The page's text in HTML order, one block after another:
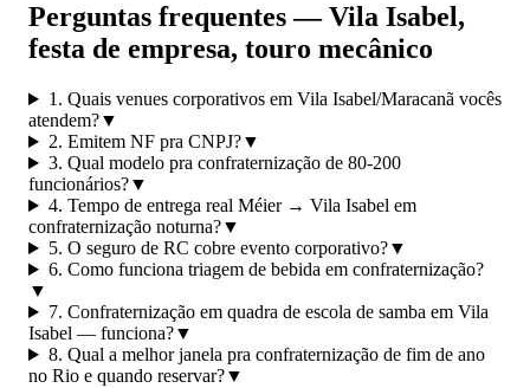
Perguntas frequentes — Vila Isabel,
festa de empresa, touro mecânico
1. Quais venues corporativos em Vila Isabel/Maracanã vocês
atendem?▼
2. Emitem NF pra CNPJ?▼
3. Qual modelo pra confraternização de 80-200
funcionários?▼
4. Tempo de entrega real Méier → Vila Isabel em
confraternização noturna?▼
5. O seguro de RC cobre evento corporativo?▼
6. Como funciona triagem de bebida em confraternização?
▼
7. Confraternização em quadra de escola de samba em Vila
Isabel — funciona?▼
8. Qual a melhor janela pra confraternização de fim de ano
no Rio e quando reservar?▼